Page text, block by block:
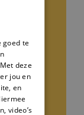
goed te
deze
jou en
en
video’s